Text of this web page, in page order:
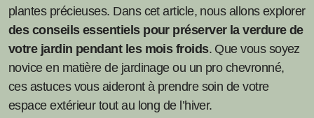
plantes précieuses. Dans cet article, nous allons explorer
des conseils essentiels pour préserver la verdure de
votre jardin pendant les mois froids. Que vous soyez
novice en matière de jardinage ou un pro chevronné,
ces astuces vous aideront à prendre soin de votre
espace extérieur tout au long de l’hiver.